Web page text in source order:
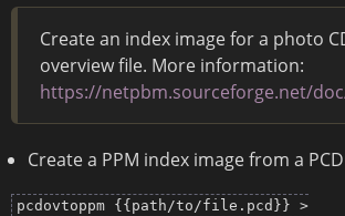
Create an index image for a photo
overview file. More information:
https://netpbm.sourceforge.net/
Create a PPM index image from a
pcdovtoppm {{path/to/file.pcd}} >